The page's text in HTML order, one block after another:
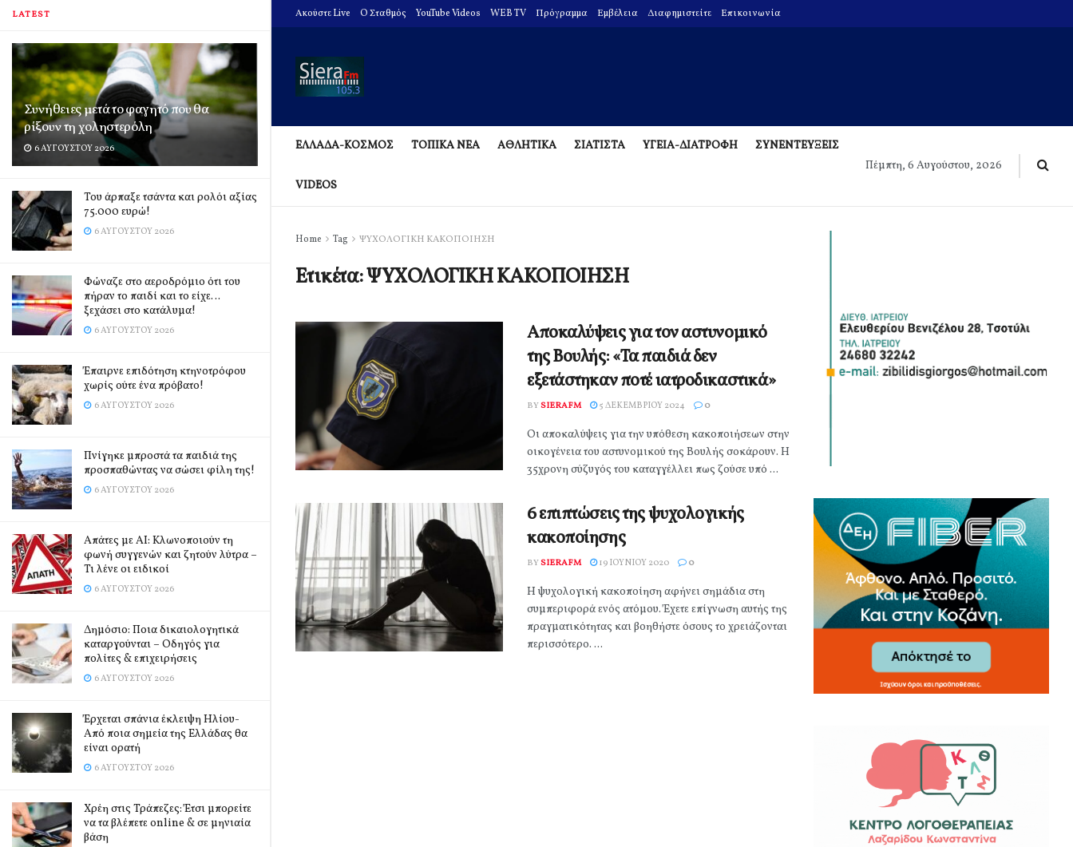
LATEST
Συνήθειες μετά το φαγητό που θα
ρίξουν τη χοληστερόλη
6 ΑΥΓΟΎΣΤΟΥ 2026
Του άρπαξε τσάντα και ρολόι αξίας
75.000 ευρώ!
6 ΑΥΓΟΎΣΤΟΥ 2026
Φώναζε στο αεροδρόμιο ότι του
πήραν το παιδί και το είχε…
ξεχάσει στο κατάλυμα!
6 ΑΥΓΟΎΣΤΟΥ 2026
Έπαιρνε επιδότηση κτηνοτρόφου
χωρίς ούτε ένα πρόβατο!
6 ΑΥΓΟΎΣΤΟΥ 2026
Πνίγηκε μπροστά τα παιδιά της
προσπαθώντας να σώσει φίλη της!
6 ΑΥΓΟΎΣΤΟΥ 2026
Απάτες με AI: Κλωνοποιούν τη
φωνή συγγενών και ζητούν λύτρα –
Τι λένε οι ειδικοί
6 ΑΥΓΟΎΣΤΟΥ 2026
Δημόσιο: Ποια δικαιολογητικά
καταργούνται – Οδηγός για
πολίτες & επιχειρήσεις
6 ΑΥΓΟΎΣΤΟΥ 2026
Έρχεται σπάνια έκλειψη Ηλίου-
Από ποια σημεία της Ελλάδας θα
είναι ορατή
6 ΑΥΓΟΎΣΤΟΥ 2026
Χρέη στις Τράπεζες: Έτσι μπορείτε
να τα βλέπετε online & σε μηνιαία
βάση
Ακούστε Live O Σταθμός YouTube Videos WEB TV Πρόγραμμα Εμβέλεια Διαφημιστείτε Επικοινωνία
ΕΛΛΑΔΑ-ΚΟΣΜΟΣ ΤΟΠΙΚΑ ΝΕΑ ΑΘΛΗΤΙΚΑ ΣΙΑΤΙΣΤΑ ΥΓΕΙΑ-ΔΙΑΤΡΟΦΗ ΣΥΝΕΝΤΕΥΞΕΙΣ
VIDEOS
Πέμπτη, 6 Αυγούστου, 2026
Home Tag ΨΥΧΟΛΟΓΙΚΗ ΚΑΚΟΠΟΙΗΣΗ
Ετικέτα:ΨΥΧΟΛΟΓΙΚΗ ΚΑΚΟΠΟΙΗΣΗ
Αποκαλύψεις για τον αστυνομικό
της Βουλής: «Τα παιδιά δεν
εξετάστηκαν ποτέ ιατροδικαστικά»
BYSIERAFM 5 ΔΕΚΕΜΒΡΊΟΥ 2024 0
Οι αποκαλύψεις για την υπόθεση κακοποιήσεων στην
οικογένεια του αστυνομικού της Βουλής σοκάρουν. Η
35χρονη σύζυγός του καταγγέλλει πως ζούσε υπό ...
6 επιπτώσεις της ψυχολογικής
κακοποίησης
BYSIERAFM 19 ΙΟΥΝΊΟΥ 2020 0
Η ψυχολογική κακοποίηση αφήνει σημάδια στη
συμπεριφορά ενός ατόμου. Έχετε επίγνωση αυτής της
πραγματικότητας και βοηθήστε όσους το χρειάζονται
περισσότερο. ...